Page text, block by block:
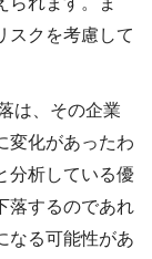
スクを考慮して
は、その企業
変化があったわ
分析している優
落するのであれ
なる可能性があ